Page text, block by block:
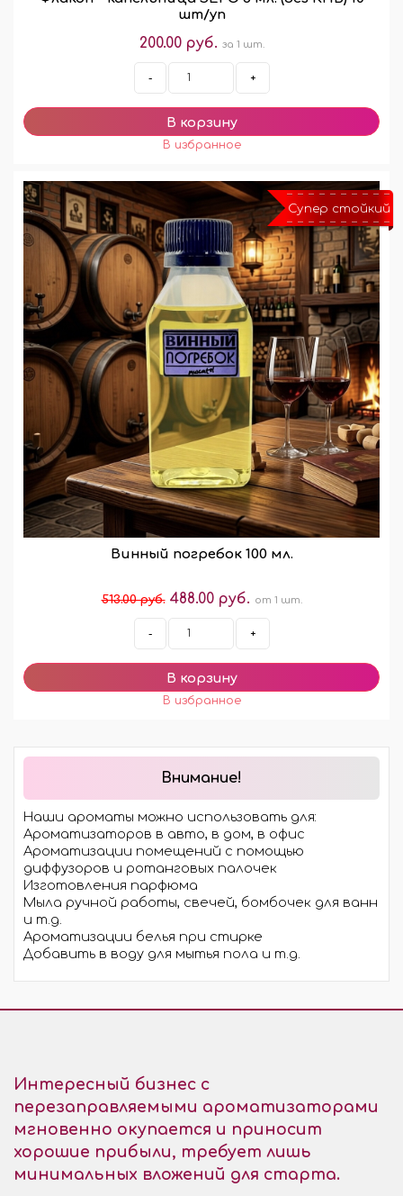
шт/уп
200.00 руб. за 1 шт.
- +
Супер стойкий
Винный погребок 100 мл.
513.00 руб. 488.00 руб. от 1 шт.
- +
Внимание!
Наши ароматы можно использовать для:
Ароматизаторов в авто, в дом, в офис
Ароматизации помещений с помощью
диффузоров и ротанговых палочек
Изготовления парфюма
Мыла ручной работы, свечей, бомбочек для ванн
и т.д.
Ароматизации белья при стирке
Добавить в воду для мытья пола и т.д.
Интересный бизнес с
перезаправляемыми ароматизаторами
мгновенно окупается и приносит
хорошие прибыли, требует лишь
минимальных вложений для старта.